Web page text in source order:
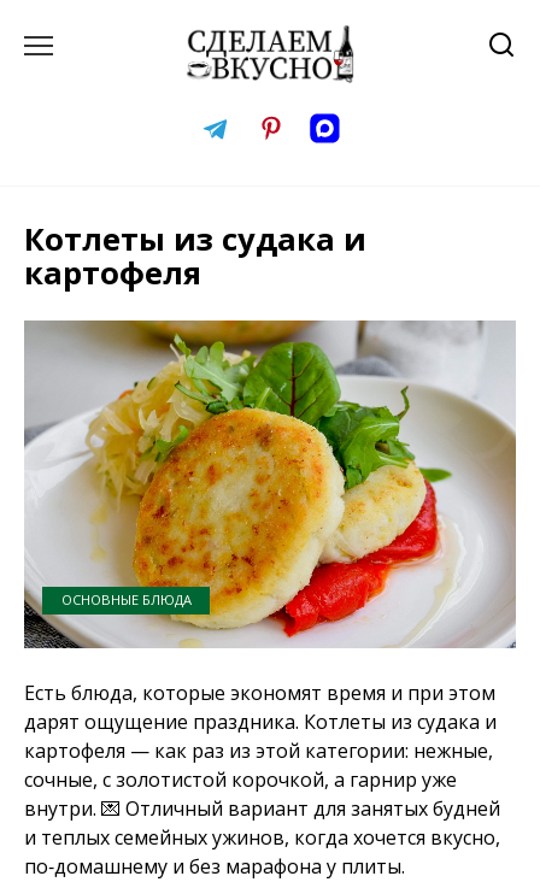
Котлеты из судака и
картофеля
ОСНОВНЫЕ БЛЮДА
Есть блюда, которые экономят время и при этом
дарят ощущение праздника. Котлеты из судака и
картофеля — как раз из этой категории: нежные,
сочные, с золотистой корочкой, а гарнир уже
внутри. 💌 Отличный вариант для занятых будней
и теплых семейных ужинов, когда хочется вкусно,
по‑домашнему и без марафона у плиты.